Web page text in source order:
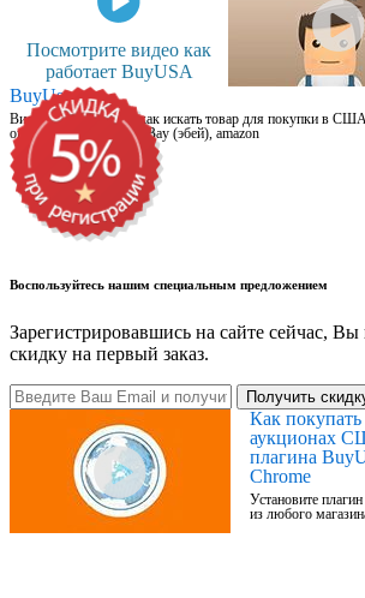
Посмотрите видео как
работает BuyUSA
BuyUsa.ru
Видео для новичков: как искать товар для покупки в
онлайн магазинах, на eBay (эбей), amazon
Воспользуйтесь нашим специальным предложением
Зарегистрировавшись на сайте сейчас,
скидку на первый заказ.
Получить
Как
аукционах
плагина
Chrome
Установите
из любого